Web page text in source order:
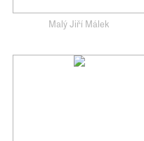
Malý Jiří Málek